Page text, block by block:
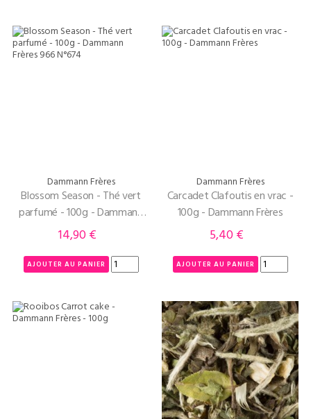
Dammann Frères
Blossom Season - Thé vert
parfumé - 100g - Dammann
Frères
Prix
14,90 €
AJOUTER AU PANIER
Dammann Frères
Carcadet Clafoutis en vrac -
100g - Dammann Frères
Prix
5,40 €
AJOUTER AU PANIER